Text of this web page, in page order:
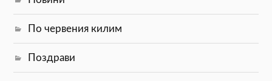
По червения килим
Поздрави